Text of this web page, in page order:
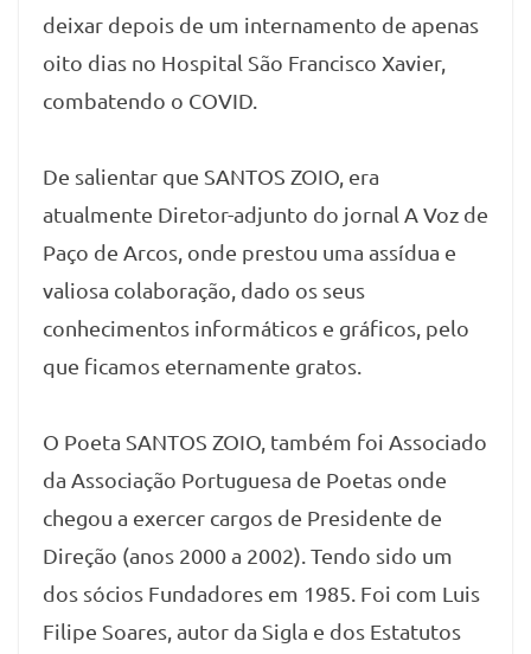
deixar depois de um internamento de apenas
oito dias no Hospital São Francisco Xavier,
combatendo o COVID.
De salientar que SANTOS ZOIO, era
atualmente Diretor-adjunto do jornal A Voz de
Paço de Arcos, onde prestou uma assídua e
valiosa colaboração, dado os seus
conhecimentos informáticos e gráficos, pelo
que ficamos eternamente gratos.
O Poeta SANTOS ZOIO, também foi Associado
da Associação Portuguesa de Poetas onde
chegou a exercer cargos de Presidente de
Direção (anos 2000 a 2002). Tendo sido um
dos sócios Fundadores em 1985. Foi com Luis
Filipe Soares, autor da Sigla e dos Estatutos